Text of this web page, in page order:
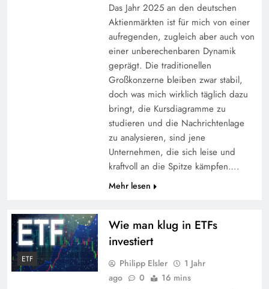
Das Jahr 2025 an den deutschen
Aktienmärkten ist für mich von einer
aufregenden, zugleich aber auch von
einer unberechenbaren Dynamik
geprägt. Die traditionellen
Großkonzerne bleiben zwar stabil,
doch was mich wirklich täglich dazu
bringt, die Kursdiagramme zu
studieren und die Nachrichtenlage
zu analysieren, sind jene
Unternehmen, die sich leise und
kraftvoll an die Spitze kämpfen….
Mehr lesen
ETF
Wie man klug in ETFs
investiert
Philipp Elsler
1 Jahr
ago
0 16 mins